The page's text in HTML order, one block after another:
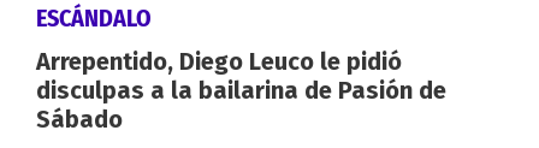
ESCÁNDALO
Arrepentido, Diego Leuco le pidió
disculpas a la bailarina de Pasión de
Sábado